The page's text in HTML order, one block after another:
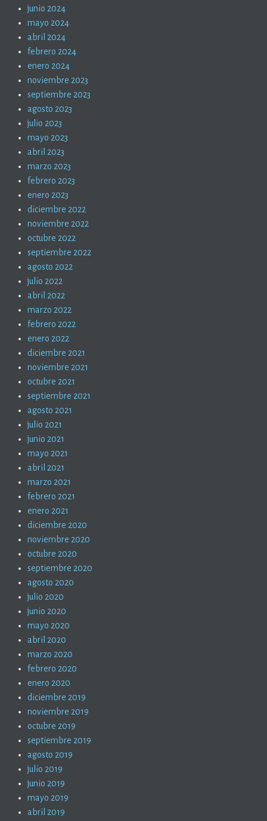
junio 2024
mayo 2024
abril 2024
febrero 2024
enero 2024
noviembre 2023
septiembre 2023
agosto 2023
julio 2023
mayo 2023
abril 2023
marzo 2023
febrero 2023
enero 2023
diciembre 2022
noviembre 2022
octubre 2022
septiembre 2022
agosto 2022
julio 2022
abril 2022
marzo 2022
febrero 2022
enero 2022
diciembre 2021
noviembre 2021
octubre 2021
septiembre 2021
agosto 2021
julio 2021
junio 2021
mayo 2021
abril 2021
marzo 2021
febrero 2021
enero 2021
diciembre 2020
noviembre 2020
octubre 2020
septiembre 2020
agosto 2020
julio 2020
junio 2020
mayo 2020
abril 2020
marzo 2020
febrero 2020
enero 2020
diciembre 2019
noviembre 2019
octubre 2019
septiembre 2019
agosto 2019
julio 2019
junio 2019
mayo 2019
abril 2019